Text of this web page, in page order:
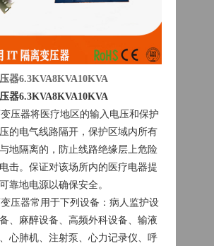
器6.3KVA8KVA10KVA
器6.3KVA8KVA10KVA
压器将医疗地区的输入电压和保护
的电气线路隔开，保护区域内所有
地隔离的，防止线路绝缘层上危险
击。保证对该场所内的医疗电器提
靠地电源以确保安全。
压器常用于下列设备：病人监护设
、麻醉设备、高频外科设备、输液
心肺机、注射泵、心力记录仪、呼